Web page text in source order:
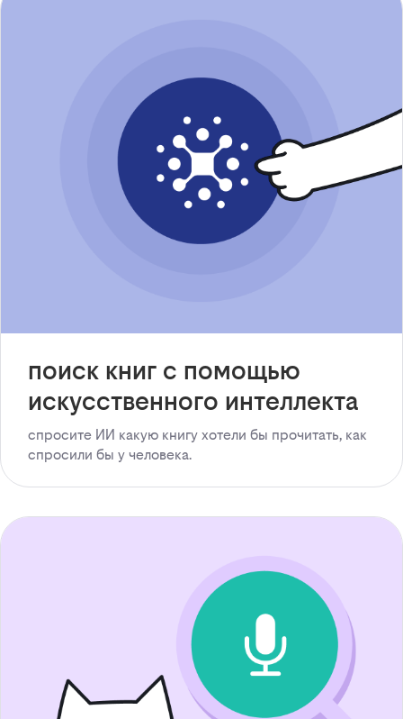
поиск книг с помощью
искусственного интеллекта
спросите ИИ какую книгу хотели бы прочитать, как
спросили бы у человека.